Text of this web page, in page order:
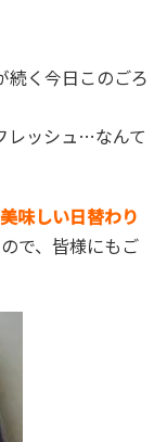
続く今日このごろ
レッシュ…なんて
味しい日替わり
で、皆様にもご